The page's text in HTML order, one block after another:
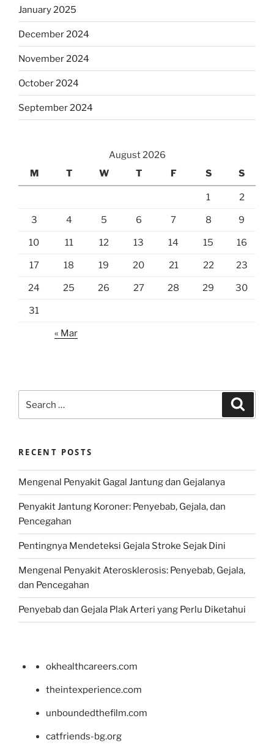
January 2025
December 2024
November 2024
October 2024
September 2024
August 2026
M
T W T F S S
1 2
3 4 5 6 7 8 9
10 11 12 13 14 15 16
17 18 19 20 21 22 23
24 25 26 27 28 29 30
31
« Mar
for:
RECENT POSTS
Mengenal Penyakit Gagal Jantung dan Gejalanya
Penyakit Jantung Koroner: Penyebab, Gejala, dan
Pencegahan
Pentingnya Mendeteksi Gejala Stroke Sejak Dini
Mengenal Penyakit Aterosklerosis: Penyebab, Gejala,
dan Pencegahan
Penyebab dan Gejala Plak Arteri yang Perlu Diketahui
okhealthcareers.com
theintexperience.com
unboundedthefilm.com
catfriends-bg.org